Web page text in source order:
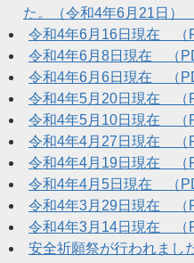
た。（令和4年6月21日）
令和4年6月16日現在 （
令和4年6月8日現在 （
令和4年6月6日現在 （
令和4年5月20日現在 （
令和4年5月10日現在 （
令和4年4月27日現在 （
令和4年4月19日現在 （
令和4年4月5日現在 （
令和4年3月29日現在 （
令和4年3月14日現在 （
安全祈願祭が行われま